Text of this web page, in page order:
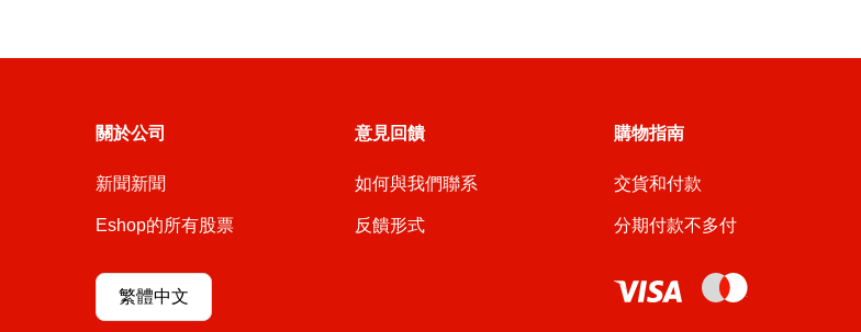
關於公司
新聞新聞
Eshop的所有股票
繁體中文
意見回饋
如何與我們聯系
反饋形式
購物指南
交貨和付款
分期付款不多付